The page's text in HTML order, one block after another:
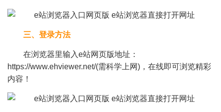
三、登录方法
在浏览器里输入e站网页版地址：
https://www.ehviewer.net/(需科学上网)，在线即可浏览精彩
内容！